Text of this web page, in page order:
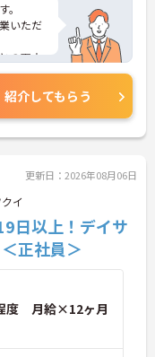
いただ
の両立
さら
談くだ
紹介してもらう
更新日：2026年08月06日
イ
日以上！デイサ
正社員＞
度 月給×12ヶ月